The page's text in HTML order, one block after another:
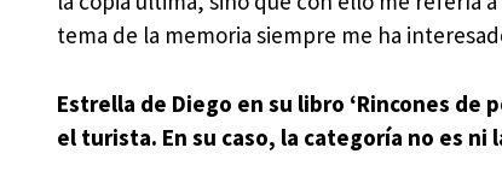
tema de la memoria siempre me ha
Estrella de Diego en su libro ‘Rincones
el turista. En su caso, la categoría no es